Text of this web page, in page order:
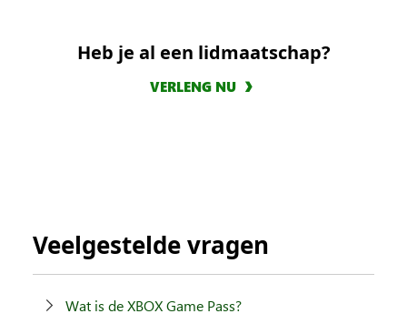
Heb je al een lidmaatschap?
VERLENG NU
Veelgestelde vragen
Wat is de XBOX Game Pass?